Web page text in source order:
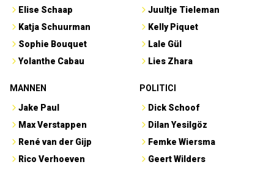
Elise Schaap
Katja Schuurman
Sophie Bouquet
Yolanthe Cabau
Juultje Tieleman
Kelly Piquet
Lale Gül
Lies Zhara
MANNEN
Jake Paul
Max Verstappen
René van der Gijp
Rico Verhoeven
POLITICI
Dick Schoof
Dilan Yesilgöz
Femke Wiersma
Geert Wilders